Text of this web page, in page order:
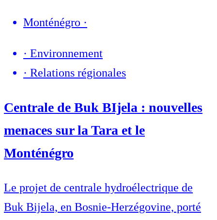
Monténégro ·
· Environnement
· Relations régionales
Centrale de Buk BIjela : nouvelles
menaces sur la Tara et le
Monténégro
Le projet de centrale hydroélectrique de
Buk Bijela, en Bosnie-Herzégovine, porté